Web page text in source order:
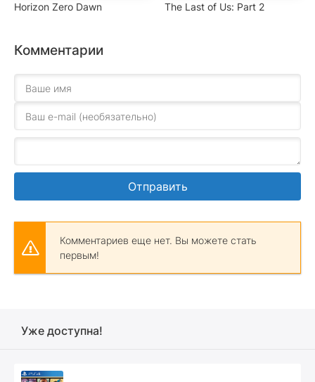
Horizon Zero Dawn The Last of Us: Part 2
Комментарии
Отправить
Комментариев еще нет. Вы можете стать
первым!
Уже доступна!